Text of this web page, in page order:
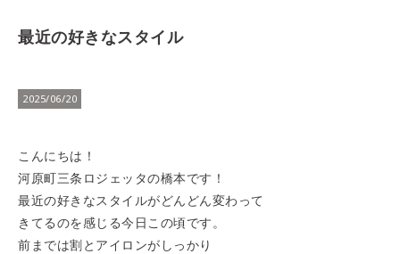
最近の好きなスタイル
2025/06/20
こんにちは！
河原町三条ロジェッタの橋本です！
最近の好きなスタイルがどんどん変わって
きてるのを感じる今日この頃です。
前までは割とアイロンがしっかり